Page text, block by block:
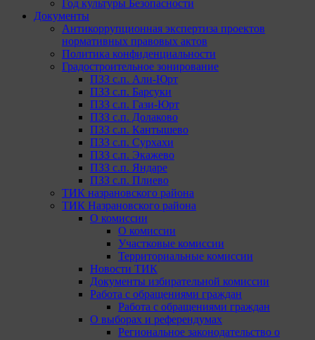
Год культуры Безопасности
Документы
Антикоррупционная экспертиза проектов
нормативных правовых актов
Политика конфиденциальности
Градостроительное зонирование
ПЗЗ с.п. Али-Юрт
ПЗЗ с.п. Барсуки
ПЗЗ с.п. Гази-Юрт
ПЗЗ с.п. Долаково
ПЗЗ с.п. Кантышево
ПЗЗ с.п. Сурхахи
ПЗЗ с.п. Экажево
ПЗЗ с.п. Яндаре
ПЗЗ с.п. Плиево
ТИК назрановского района
ТИК Назрановского района
О комиссии
О комиссии
Участковые комиссии
Территориальные комиссии
Новости ТИК
Документы избирательной комиссии
Работа с обращениями граждан
Работа с обращениями граждан
О выборах и референдумах
Региональное законодательство о